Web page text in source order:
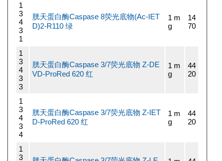
1
3
4
3
1
胱天蛋白酶Caspase 8荧光底物(Ac-IET
D)2-R110 绿
1 m
g
14
70
1
3
4
3
3
胱天蛋白酶Caspase 3/7荧光底物 Z-DE
VD-ProRed 620 红
1 m
g
44
20
1
3
4
3
4
胱天蛋白酶Caspase 3/7荧光底物 Z-IET
D-ProRed 620 红
1 m
g
44
20
1
3